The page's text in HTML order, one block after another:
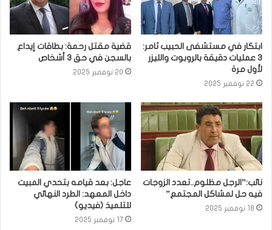
ابتكار في مستشفى الحبيب ثامر:
3 عمليات دقيقة بالروبوت والليزر
لأول مرة
22 نوفمبر 2025
قضية مقتل رحمة: بطاقات إيداع
بالسجن في حق 3 أشخاص
20 نوفمبر 2025
نائب:”الرجل مظلوم..تعدد الزوجات
فيه حل لمشاكل المجتمع”
18 نوفمبر 2025
عاجل: بعد قيامه بتحدي المبيت
داخل المعهد: الطرد النهائي
للتلميذ (فيديو)
17 نوفمبر 2025